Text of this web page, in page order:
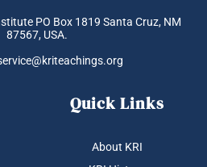
PO Box 1819 Santa Cruz, NM
87567, USA.
Quick Links
About KRI